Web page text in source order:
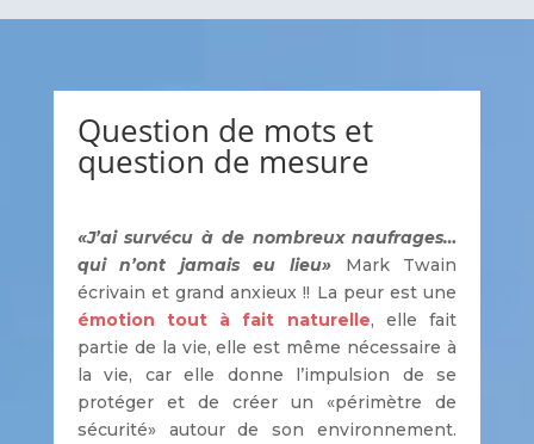
Question de mots et
question de mesure
«J’ai survécu à de nombreux naufrages…
qui n’ont jamais eu lieu»
Mark Twain
écrivain et grand anxieux !! La peur est une
émotion tout à fait naturelle, elle fait
partie de la vie, elle est même nécessaire à
la vie, car elle donne l’impulsion de se
protéger et de créer un «périmètre de
sécurité» autour de son environnement.